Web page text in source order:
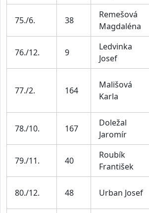
75./6. 38
Remešová
Magdaléna
76./12. 9
Ledvinka
Josef
77./2. 164
Mališová
Karla
78./10. 167
Doležal
Jaromír
79./11. 40
Roubík
František
80./12. 48 Urban Josef